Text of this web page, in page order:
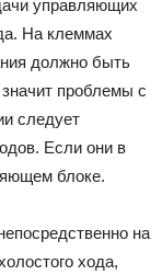
управляющих
На клеммах
должно быть
проблемы с
следует
Если они в
блоке.
на
хода,